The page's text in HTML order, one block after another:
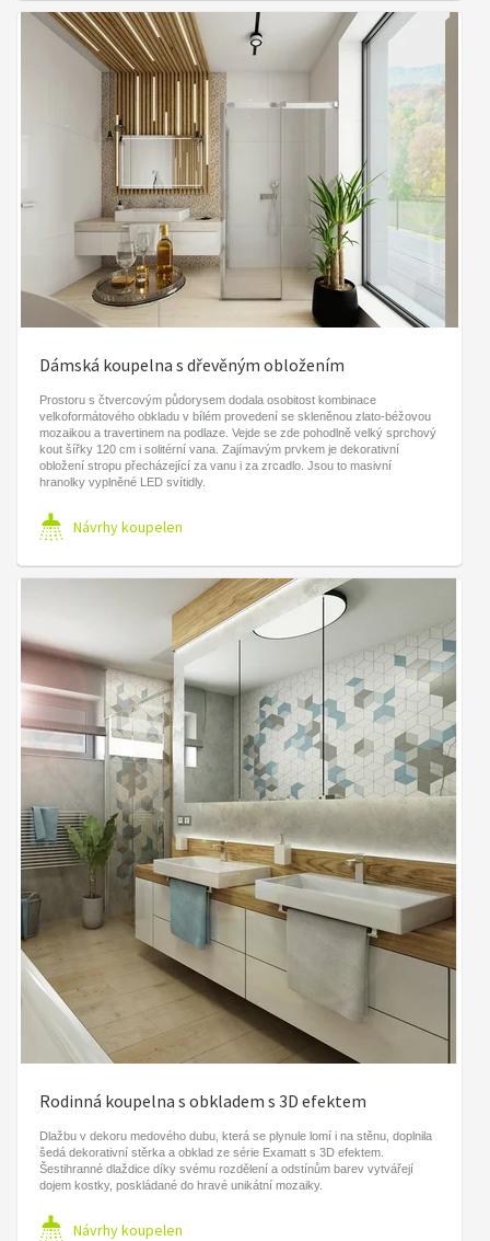
Dámská koupelna s dřevěným obložením
Prostoru s čtvercovým půdorysem dodala osobitost kombinace
velkoformátového obkladu v bílém provedení se skleněnou zlato-béžovou
mozaikou a travertinem na podlaze. Vejde se zde pohodlně velký sprchový
kout šířky 120 cm i solitérní vana. Zajímavým prvkem je dekorativní
obložení stropu přecházející za vanu i za zrcadlo. Jsou to masivní
hranolky vyplněné LED svítidly.
Návrhy koupelen
Rodinná koupelna s obkladem s 3D efektem
Dlažbu v dekoru medového dubu, která se plynule lomí i na stěnu, doplnila
šedá dekorativní stěrka a obklad ze série Examatt s 3D efektem.
Šestihranné dlaždice díky svému rozdělení a odstínům barev vytvářejí
dojem kostky, poskládané do hravé unikátní mozaiky.
Návrhy koupelen